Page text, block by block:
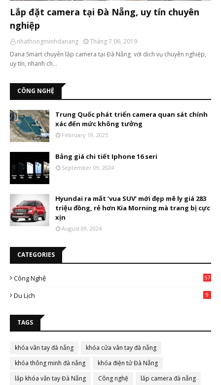
Lắp đặt camera tại Đà Nẵng, uy tín chuyên
nghiệp
nhathongminhdanang
Tháng 7 06, 2019
Dana Smart chuyên lắp camera tại Đà Nẵng với dịch vụ chuyên nghiệp,
uy tín, nhanh ch…
CÔNG NGHỆ
Trung Quốc phát triển camera quan sát chính
xác đến mức không tưởng
February 19, 2025
Bảng giá chi tiết Iphone 16 seri
September 09, 2024
Hyundai ra mắt ‘vua SUV’ mới đẹp mê ly giá 283
triệu đồng, rẻ hơn Kia Morning mà trang bị cực
xịn
August 09, 2024
CATEGORIES
Công Nghệ 57
Du Lịch 9
TAGS
khóa vân tay đà nẵng
khóa cửa vân tay đà nẵng
khóa thông minh đà nẵng
khóa điện tử Đà Nẵng
lắp khóa vân tay Đà Nẵng
Công nghệ
lắp camera đà nẵng